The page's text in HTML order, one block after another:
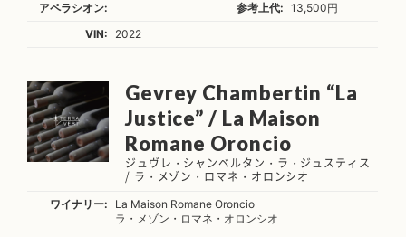
アペラシオン: 参考上代:
13,500円
VIN:
2022
Gevrey Chambertin “La
Justice” / La Maison
Romane Oroncio
ジュヴレ・シャンベルタン・ラ・ジュスティス
/ ラ・メゾン・ロマネ・オロンシオ
ワイナリー:
La Maison Romane Oroncio
ラ・メゾン・ロマネ・オロンシオ